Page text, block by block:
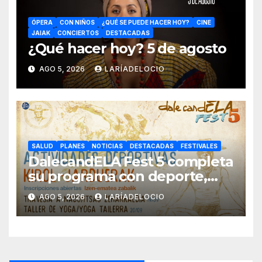
ÓPERA CON NIÑOS ¿QUÉ SE PUEDE HACER HOY?
CINE
JAIAK
CONCIERTOS DESTACADAS
¿Qué hacer hoy? 5 de agosto
AGO 5, 2026 LARÍADELOCIO
SALUD PLANES NOTICIAS DESTACADAS FESTIVALES
DalecandELA Fest 5 completa
su programa con deporte,
medioambiente y tecnología
inclusiva
AGO 5, 2026 LARÍADELOCIO